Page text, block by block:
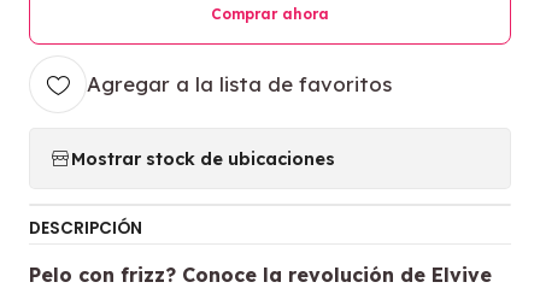
Comprar ahora
Agregar a la lista de favoritos
Mostrar stock de ubicaciones
DESCRIPCIÓN
Pelo con frizz? Conoce la revolución de Elvive